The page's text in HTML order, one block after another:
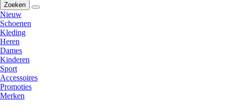
Zoeken
Nieuw
Schoenen
Kleding
Heren
Dames
Kinderen
Sport
Accessoires
Promoties
Merken